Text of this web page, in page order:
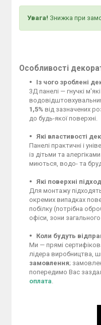
Увага! Знижка при
Особливості
Із чого зроблені
3Д панелі — гнучкі
1,5% від зазначених
до будь-якої поверхні.
Які властивості
Панелі практичні і
із дітьми та
миються, водо- та
Які поверхні
Для монтажу
окремих випадках
побілку (потрібна
офіси, зони
Коли будуть
Ми — прямі
лідера виробництва,
замовлення;
попередимо Вас
оплата